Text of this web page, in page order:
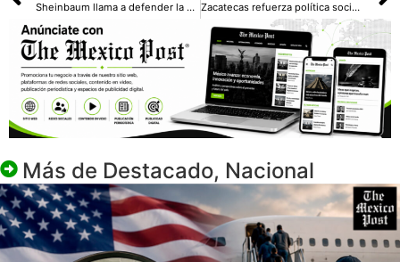
Sheinbaum llama a defender la soberanía nacional, reconoce labor de Fuerzas Armadas Zacatecas refuerza política social; reciben apoyo más de 192 mil familias
Más de Destacado, Nacional